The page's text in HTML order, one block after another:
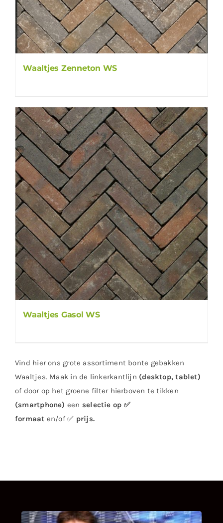
Waaltjes Zenneton WS
Waaltjes Gasol WS
Vind hier ons grote assortiment bonte gebakken
Waaltjes. Maak in de linkerkantlijn (desktop, tablet)
of door op het groene filter hierboven te tikken
(smartphone) een selectie op ✅
formaat en/of ✅ prijs.